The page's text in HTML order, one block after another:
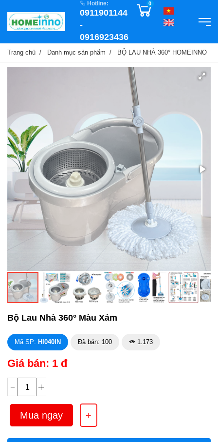
Hotline:
0911901144
-
0916923436
0
Trang chủ Danh mục sản phẩm BỘ LAU NHÀ 360° HOMEINNO
Bộ Lau Nhà 360° Màu Xám
Mã SP: HI040IN Đã bán: 100 1.173
Giá bán: 1 đ